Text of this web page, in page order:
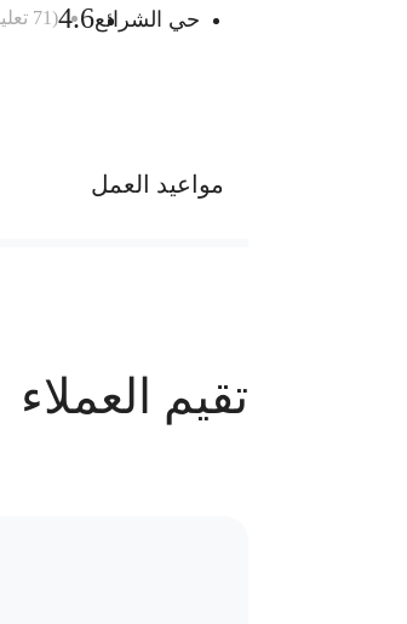
حي الشرائع4.6
(
71
مواعيد العمل
تقيم العملاء